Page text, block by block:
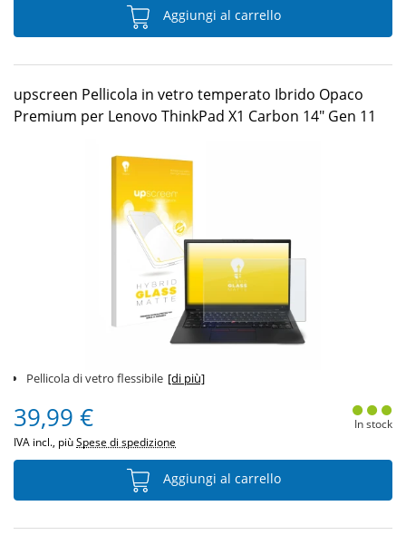
Aggiungi al carrello
upscreen Pellicola in vetro temperato Ibrido Opaco
Premium per Lenovo ThinkPad X1 Carbon 14" Gen 11
Pellicola di vetro flessibile [di più]
39,99 €
IVA incl., piùSpese di spedizione
In stock
Aggiungi al carrello